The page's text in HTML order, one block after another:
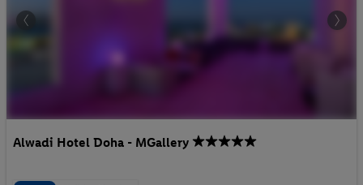
Alwadi Hotel Doha - MGallery